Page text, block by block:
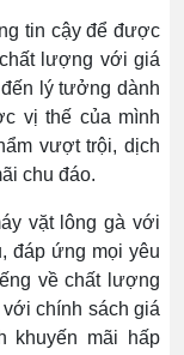
tin cậy để được
lượng với giá
lý tưởng dành
vị thế của mình
vượt trội, dịch
chu đáo.
vặt lông gà với
đáp ứng mọi yêu
về chất lượng
chính sách giá
khuyến mãi hấp